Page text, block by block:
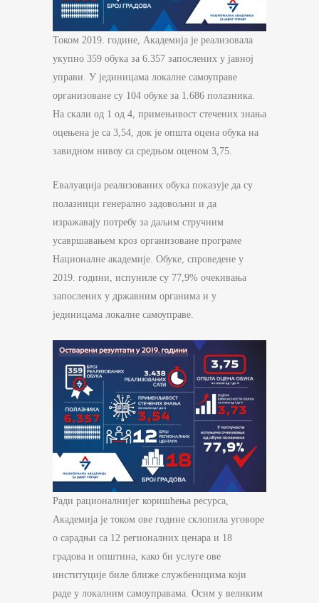
Током 2019. године, Академија је реализовала
укупно 359 обука за 6.357 запослених у јавној
управи. У јединицама локалне самоуправе
организоване су 104 обуке за 1.686 полазника.
На скали од 1 од 4, примењивост стечених знања
оцењена је са 3,54, док је општа оцена обука на
завидном нивоу са средњом оценом 3,75.
Евалуација реализованих обука показује да су
полазници генерално задовољни и да
изражавају потребу за даљим стручним
усавршавањем кроз организоване програме
Националне академије. Обуке, спроведене у
2019. години, испуниле су 77,9% очекивања
запослених у државним органима и у
јединицама локалне самоуправе.
Ради рационалнијег коришћења ресурса,
Академија је током ове године склопила уговоре
о сарадњи са 12 регионалних ценара и 18
градова и општина, како би услуге ове
институције биле ближе службеницима који
раде у локалним самоуправама. Осим у великим